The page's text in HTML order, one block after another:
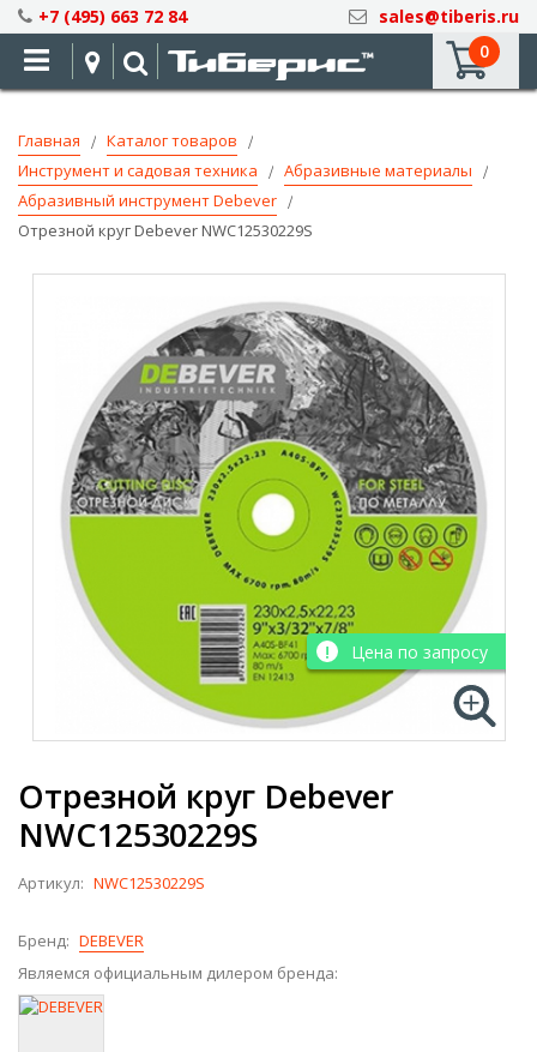
Skip
to
Content
+7 (495) 663 72 84
sales@tiberis.ru
0
Главная
Каталог товаров
Инструмент и садовая техника
Абразивные материалы
Абразивный инструмент Debever
Отрезной круг Debever NWC12530229S
Отрезной круг Debever
NWC12530229S
Артикул: NWC12530229S
Бренд: DEBEVER
Являемся официальным дилером бренда:
Цена по запросу